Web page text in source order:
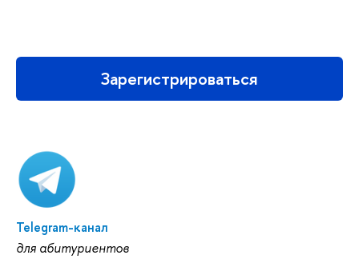
Зарегистрироваться
Telegram-канал
для абитуриентов